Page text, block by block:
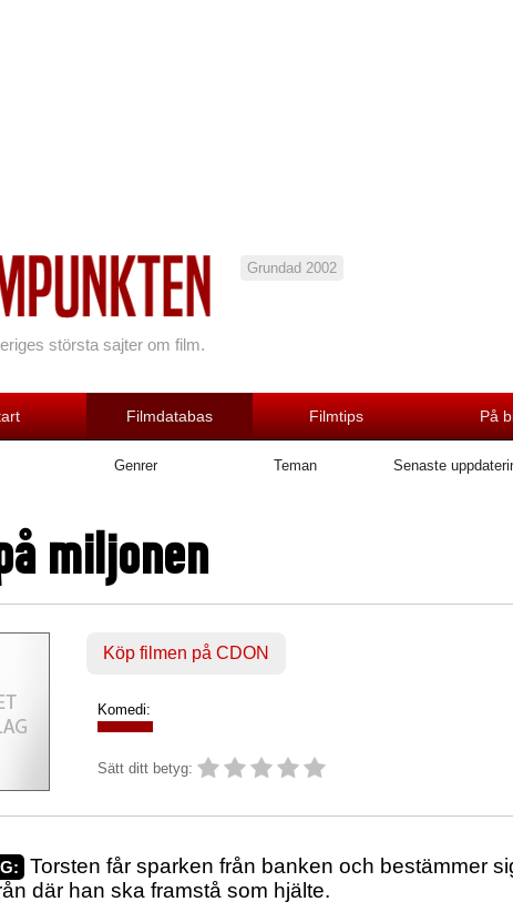
största sajter om film.
Grundad 2002
Filmdatabas Filmtips På
Genrer Teman Senaste
miljonen
Köp filmen på CDON
Komedi:
Sätt ditt betyg:
Torsten får sparken från banken och bestämmer
där han ska framstå som hjälte.